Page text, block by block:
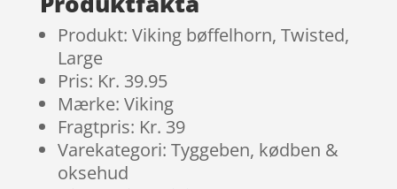
Produkt: Viking bøffelhorn, Twisted,
Large
Pris: Kr. 39.95
Mærke: Viking
Fragtpris: Kr. 39
Varekategori: Tyggeben, kødben &
oksehud